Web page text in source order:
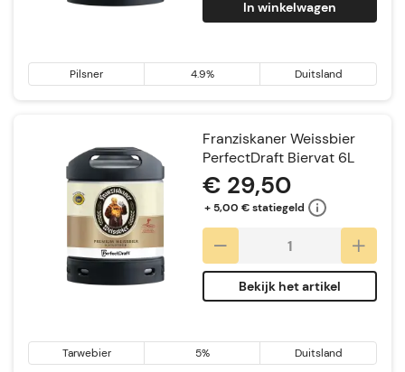
In winkelwagen
Pilsner 4.9% Duitsland
Franziskaner Weissbier
PerfectDraft Biervat 6L
€ 29,50
+ 5,00 € statiegeld
Bekijk het artikel
Tarwebier 5% Duitsland